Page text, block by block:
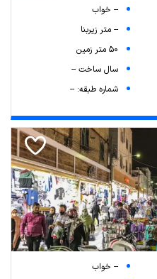
-- خواب
-- متر زیربنا
50 متر زمین
سال ساخت --
شماره طبقه: --
-- خواب